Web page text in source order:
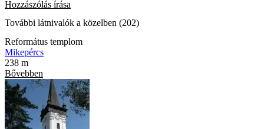
Hozzászólás írása
További látnivalók a közelben (202)
Református templom
Mikepércs
238 m
Bővebben